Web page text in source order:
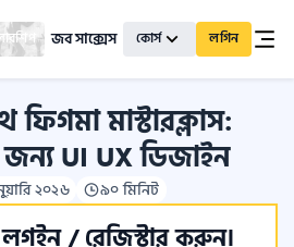
জব সাক্সেস কোর্স লগিন
মাস্টারক্লাস:
জন্য UI UX ডিজাইন
২০২৬ ৯০ মিনিট
/ রেজিস্টার করুন।